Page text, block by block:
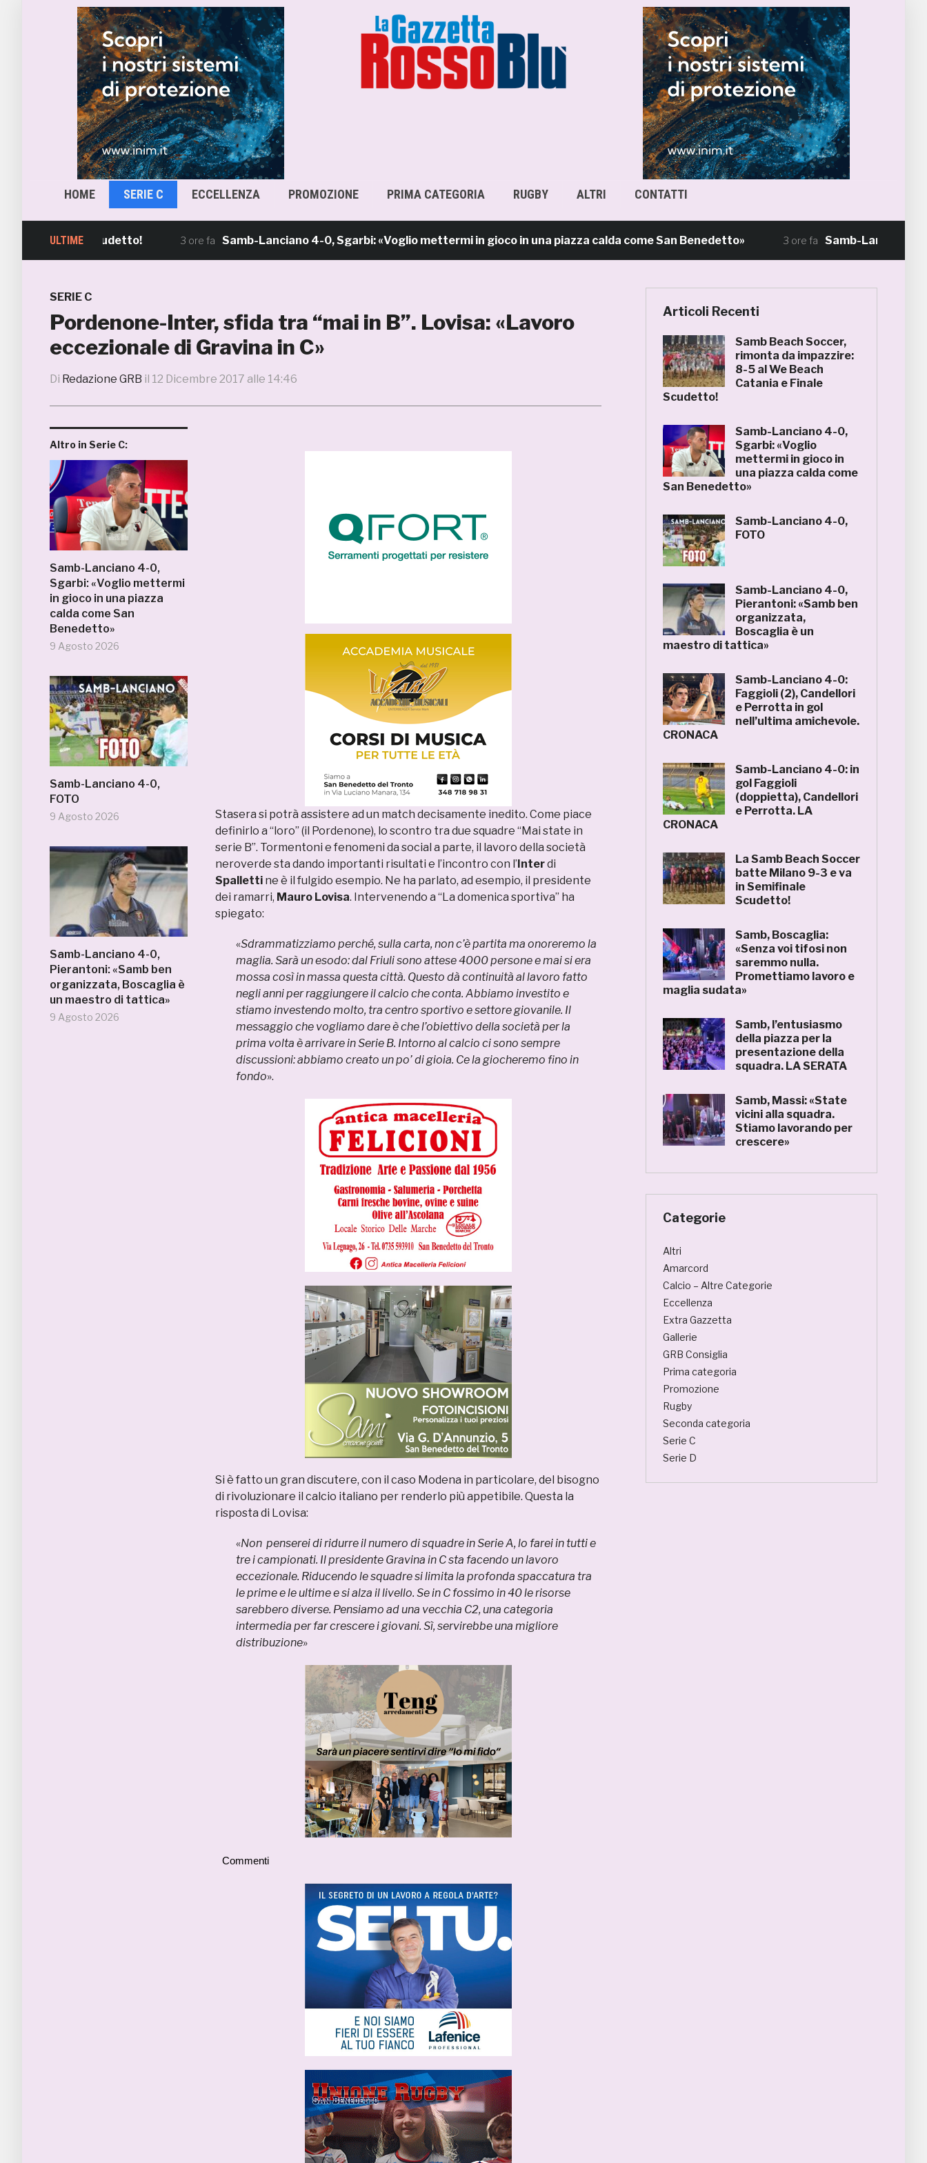
HOME SERIE C ECCELLENZA PROMOZIONE PRIMA CATEGORIA RUGBY ALTRI CONTATTI
ULTIME
e Finale Scudetto! Samb-Lanciano 4-0, Sgarbi: «Voglio mettermi in gioco in una piazza calda come San Benedetto» Samb-Lanciano 4-0,
SERIE C
Pordenone-Inter, sfida tra “mai in B”. Lovisa: «Lavoro
eccezionale di Gravina in C»
Di Redazione GRB il 12 Dicembre 2017 alle 14:46
Altro in Serie C:
Samb-Lanciano 4-0,
Sgarbi: «Voglio mettermi
in gioco in una piazza
calda come San
Benedetto»
9 Agosto 2026
Samb-Lanciano 4-0,
FOTO
9 Agosto 2026
Samb-Lanciano 4-0,
Pierantoni: «Samb ben
organizzata, Boscaglia è
un maestro di tattica»
9 Agosto 2026
Stasera si potrà assistere ad un match decisamente inedito. Come piace
definirlo a “loro” (il Pordenone), lo scontro tra due squadre “Mai state in
serie B”. Tormentoni e fenomeni da social a parte, il lavoro della società
neroverde sta dando importanti risultati e l’incontro con l’Interdi
Spalletti ne è il fulgido esempio. Ne ha parlato, ad esempio, il presidente
dei ramarri, Mauro Lovisa. Intervenendo a “La domenica sportiva” ha
spiegato:
«Sdrammatizziamo perché, sulla carta, non c’è partita ma onoreremo la
maglia. Sarà un esodo: dal Friuli sono attese 4000 persone e mai si era
mossa così in massa questa città. Questo dà continuità al lavoro fatto
negli anni per raggiungere il calcio che conta. Abbiamo investito e
stiamo investendo molto, tra centro sportivo e settore giovanile. Il
messaggio che vogliamo dare è che l’obiettivo della società per la
prima volta è arrivare in Serie B. Intorno al calcio ci sono sempre
discussioni: abbiamo creato un po’ di gioia. Ce la giocheremo fino in
fondo».
Si è fatto un gran discutere, con il caso Modena in particolare, del bisogno
di rivoluzionare il calcio italiano per renderlo più appetibile. Questa la
risposta di Lovisa:
«Non penserei di ridurre il numero di squadre in Serie A, lo farei in tutti e
tre i campionati. Il presidente Gravina in C sta facendo un lavoro
eccezionale. Riducendo le squadre si limita la profonda spaccatura tra
le prime e le ultime e si alza il livello. Se in C fossimo in 40 le risorse
sarebbero diverse. Pensiamo ad una vecchia C2, una categoria
intermedia per far crescere i giovani. Sì, servirebbe una migliore
distribuzione»
Commenti
Articoli Recenti
Samb Beach Soccer,
rimonta da impazzire:
8-5 al We Beach
Catania e Finale
Scudetto!
Samb-Lanciano 4-0,
Sgarbi: «Voglio
mettermi in gioco in
una piazza calda come
San Benedetto»
Samb-Lanciano 4-0,
FOTO
Samb-Lanciano 4-0,
Pierantoni: «Samb ben
organizzata,
Boscaglia è un
maestro di tattica»
Samb-Lanciano 4-0:
Faggioli (2), Candellori
e Perrotta in gol
nell’ultima amichevole.
CRONACA
Samb-Lanciano 4-0: in
gol Faggioli
(doppietta), Candellori
e Perrotta. LA
CRONACA
La Samb Beach Soccer
batte Milano 9-3 e va
in Semifinale
Scudetto!
Samb, Boscaglia:
«Senza voi tifosi non
saremmo nulla.
Promettiamo lavoro e
maglia sudata»
Samb, l’entusiasmo
della piazza per la
presentazione della
squadra. LA SERATA
Samb, Massi: «State
vicini alla squadra.
Stiamo lavorando per
crescere»
Categorie
Altri
Amarcord
Calcio – Altre Categorie
Eccellenza
Extra Gazzetta
Gallerie
GRB Consiglia
Prima categoria
Promozione
Rugby
Seconda categoria
Serie C
Serie D